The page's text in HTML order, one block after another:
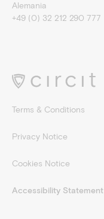
Alemania
+49 (0) 32 212 290 777
Terms & Conditions
Privacy Notice
Cookies Notice
Accessibility Statement